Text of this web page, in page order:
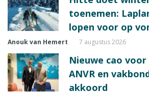
toenemen:
lopen voor op
Anouk van Hemert 7 augustus 2026
Nieuwe cao
ANVR en
akkoord